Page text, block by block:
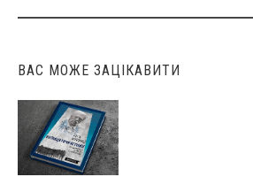
ВАС МОЖЕ ЗАЦІКАВИТИ